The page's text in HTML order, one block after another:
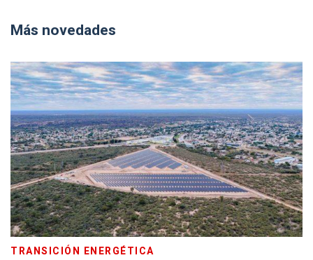
Más novedades
TRANSICIÓN ENERGÉTICA